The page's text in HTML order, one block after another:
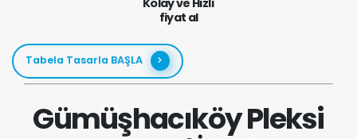
fiyat al
Tabela Tasarla BAŞLA
Gümüşhacıköy Pleksi